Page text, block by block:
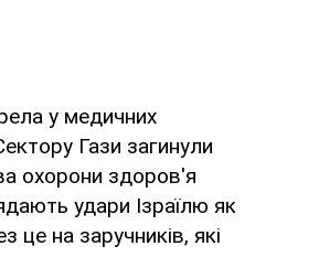
у медичних
Гази загинули
охорони здоров'я
удари Ізраїлю як
це на заручників, які